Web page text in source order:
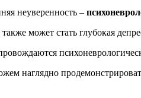
неуверенность –
может стать глубокая
наглядно